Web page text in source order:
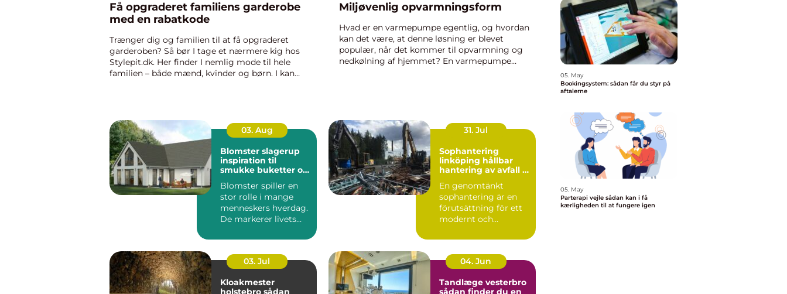
Få opgraderet familiens garderobe
med en rabatkode
Trænger dig og familien til at få opgraderet
garderoben? Så bør I tage et nærmere kig hos
Stylepit.dk. Her finder I nemlig mode til hele
familien – både mænd, kvinder og børn. I kan
Miljøvenlig opvarmningsform
Hvad er en varmepumpe egentlig, og hvordan
kan det være, at denne løsning er blevet
populær, når det kommer til opvarmning og
nedkølning af hjemmet? En varmepumpe
03. Aug
Blomster slagerup
inspiration til
smukke buketter og
arrangementer
Blomster spiller en
stor rolle i mange
menneskers hverdag.
De markerer livets
skabe...
31. Jul
Sophantering
linköping hållbar
hantering av avfall i
En genomtänkt
sophantering är en
förutsättning för ett
modernt och
I en växande...
03. Jul
Kloakmester
holstebro sådan
04. Jun
Tandlæge vesterbro
sådan finder du en
05. May
Bookingsystem: sådan får du styr på
aftalerne
05. May
Parterapi vejle sådan kan i få
kærligheden til at fungere igen